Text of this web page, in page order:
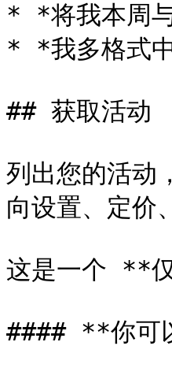
* *将我本周
* *我多格式
## 获取活动
列出您的活动
向设置、定价
这是一个 **
#### **你可